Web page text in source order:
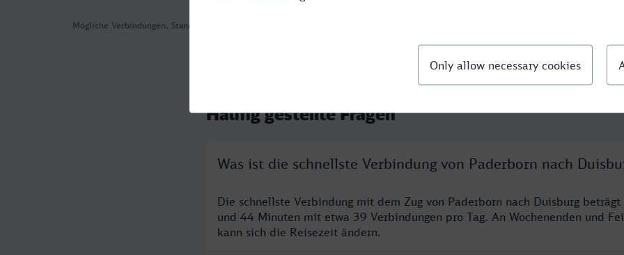
Mögliche Verbindungen, Stand: 2026-07-31 04:32
Häufig gestellte Fragen
Was ist die schnellste Verbindung von Paderborn nach
Die schnellste Verbindung mit dem Zug von Paderborn nach Duisburg beträgt
und 44 Minuten mit etwa 39 Verbindungen pro Tag. An Wochenenden und
kann sich die Reisezeit ändern.